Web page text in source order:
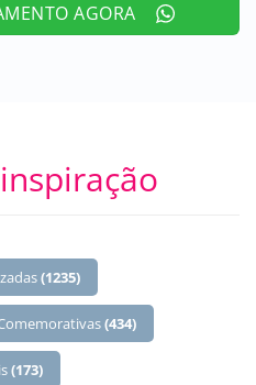
AGORA
(1235)
(434)
(173)